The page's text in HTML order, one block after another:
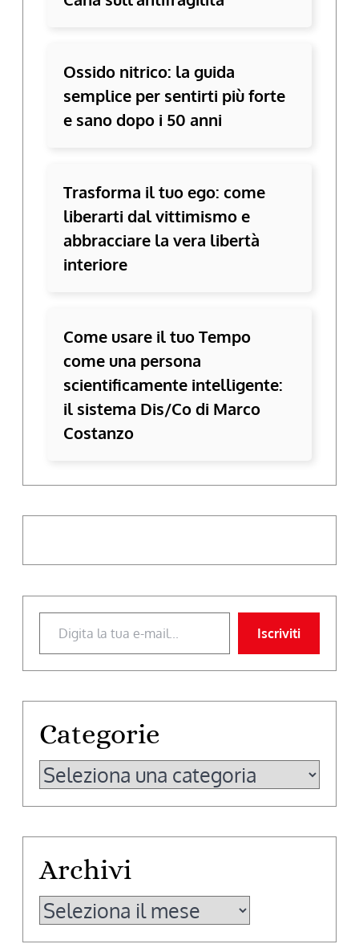
Ossido nitrico: la guida
semplice per sentirti più forte
e sano dopo i 50 anni
Trasforma il tuo ego: come
liberarti dal vittimismo e
abbracciare la vera libertà
interiore
Come usare il tuo Tempo
come una persona
scientificamente intelligente:
il sistema Dis/Co di Marco
Costanzo
Digita la tua e-mail...
Iscriviti
Categorie
Categorie
Archivi
Archivi